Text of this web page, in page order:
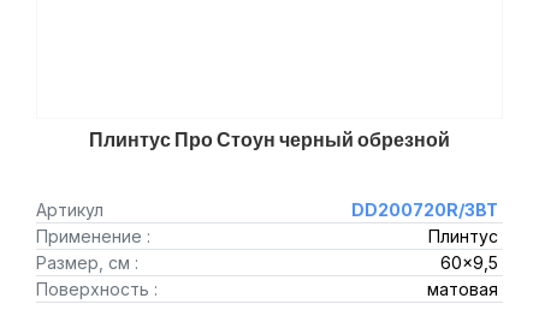
Плинтус Про Стоун черный обрезной
Артикул
DD200720R/3BT
Применение :
Плинтус
Размер, см :
60x9,5
Поверхность :
матовая